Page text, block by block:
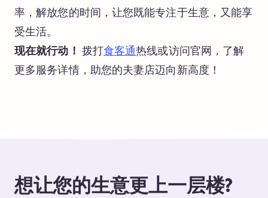
率，解放您的时间，让您既能专注于生意，又能享
受生活。
现在就行动！ 拨打食客通热线或访问官网，了解
更多服务详情，助您的夫妻店迈向新高度！
想让您的生意更上一层楼?